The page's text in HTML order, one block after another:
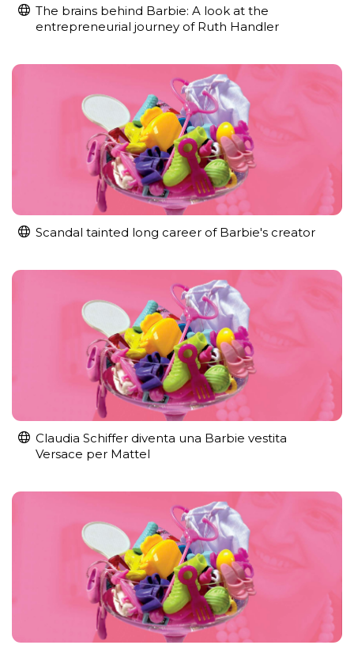
The brains behind Barbie: A look at the
entrepreneurial journey of Ruth Handler
Scandal tainted long career of Barbie's creator
Claudia Schiffer diventa una Barbie vestita
Versace per Mattel